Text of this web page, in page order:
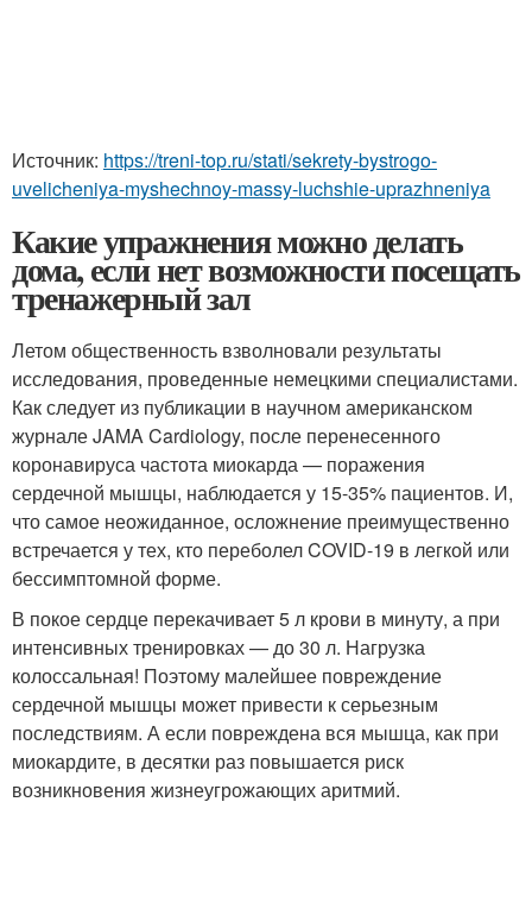
Источник: https://treni-top.ru/stati/sekrety-bystrogo-
uvelicheniya-myshechnoy-massy-luchshie-uprazhneniya
Какие упражнения можно делать
дома, если нет возможности посещать
тренажерный зал
Летом общественность взволновали результаты
исследования, проведенные немецкими специалистами.
Как следует из публикации в научном американском
журнале JAMA Cardiology, после перенесенного
коронавируса частота миокарда — поражения
сердечной мышцы, наблюдается у 15-35% пациентов. И,
что самое неожиданное, осложнение преимущественно
встречается у тех, кто переболел COVID-19 в легкой или
бессимптомной форме.
В покое сердце перекачивает 5 л крови в минуту, а при
интенсивных тренировках — до 30 л. Нагрузка
колоссальная! Поэтому малейшее повреждение
сердечной мышцы может привести к серьезным
последствиям. А если повреждена вся мышца, как при
миокардите, в десятки раз повышается риск
возникновения жизнеугрожающих аритмий.